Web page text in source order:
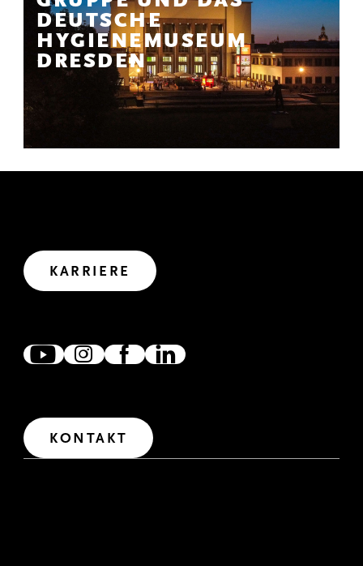
DEUTSCHE
HYGIENEMUSEUM
DRESDEN
KARRIERE
KONTAKT